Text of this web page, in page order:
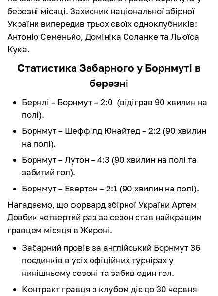
березні місяці. Захисник національної збірної
України випередив трьох своїх одноклубників:
Антоніо Семеньйо, Домініка Соланке та Льюїса
Кука.
Статистика Забарного у Борнмуті в
березні
Бернлі – Борнмут – 2:0 (відіграв 90 хвилин на
полі).
Борнмут – Шеффілд Юнайтед – 2:2 (90 хвилин
на полі).
Борнмут – Лутон – 4:3 (90 хвилин на полі та
забитий гол).
Борнмут – Евертон – 2:1 (90 хвилин на полі).
Нагадаємо, що форвард збірної України Артем
Довбик четвертий раз за сезон став найкращим
гравцем місяця в Жироні.
Забарний провів за англійський Борнмут 36
поєдинків в усіх офіційних турнірах у
нинішньому сезоні та забив один гол.
Контракт гравця з клубом діє до 30 червня